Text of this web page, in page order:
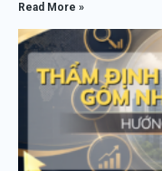
Read More »